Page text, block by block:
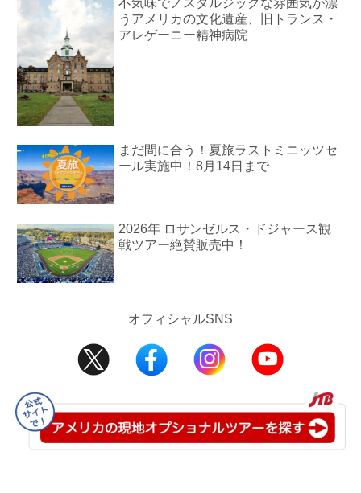
うアメリカの文化遺産、旧トランス・
アレゲーニー精神病院
まだ間に合う！夏旅ラストミニッツセ
ール実施中！8月14日まで
2026年 ロサンゼルス・ドジャース観
戦ツアー絶賛販売中！
オフィシャルSNS